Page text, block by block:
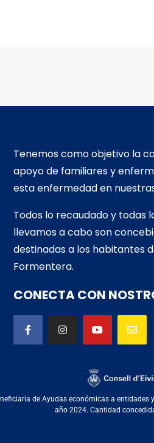
Tenemos como objetivo la
apoyo de familiares y
esta enfermedad en
Todos lo recaudado y todas
llevamos a cabo son
destinadas a los habitantes
Formentera.
CONECTA CON
de Ayudas económicas a
año 2024. Cantidad